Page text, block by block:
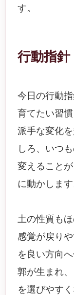
す。
行動指針
今日の行動
育てたい習
派手な変化
しろ、いつ
変えること
に動かします
土の性質も
感覚が戻り
を良い方向
郭が生まれ
を選びやす